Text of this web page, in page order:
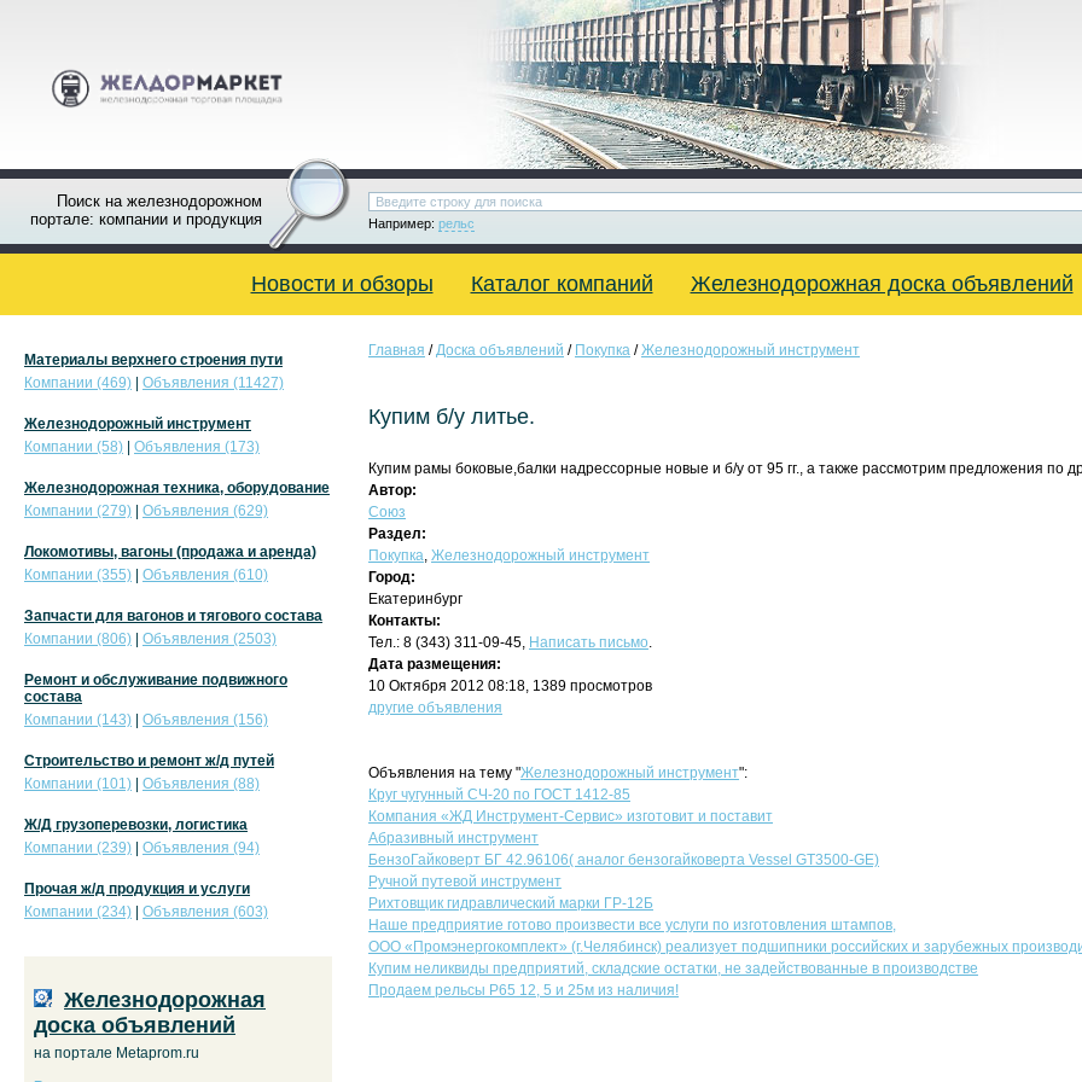
Поиск на железнодорожном
портале: компании и продукция
Например: рельс
Новости и обзоры Каталог компаний Железнодорожная доска объявлений
Главная /Доска объявлений / Покупка /Железнодорожный инструмент
Купим б/у литье.
Купим рамы боковые,балки надрессорные новые и б/у от 95 гг., а также рассмотрим предложения по
Автор:
Союз
Раздел:
Покупка, Железнодорожный инструмент
Город:
Екатеринбург
Контакты:
Тел.: 8 (343) 311-09-45, Написать письмо.
Дата размещения:
10 Октября 2012 08:18, 1389 просмотров
другие объявления
Объявления на тему "Железнодорожный инструмент":
Круг чугунный СЧ-20 по ГОСТ 1412-85
Компания «ЖД Инструмент-Сервис» изготовит и поставит
Абразивный инструмент
БензоГайковерт БГ 42.96106( аналог бензогайковерта Vessel GT3500-GE)
Ручной путевой инструмент
Рихтовщик гидравлический марки ГР-12Б
Наше предприятие готово произвести все услуги по изготовления штампов,
ООО «Промэнергокомплект» (г.Челябинск) реализует подшипники российских и зарубежных
Купим неликвиды предприятий, складские остатки, не задействованные в производстве
Продаем рельсы Р65 12, 5 и 25м из наличия!
Материалы верхнего строения пути
Компании (469)
Объявления (11427)
Железнодорожный инструмент
Компании (58)
Объявления (173)
Железнодорожная техника, оборудование
Компании (279)
Объявления (629)
Локомотивы, вагоны (продажа и аренда)
Компании (355)
Объявления (610)
Запчасти для вагонов и тягового состава
Компании (806)
Объявления (2503)
Ремонт и обслуживание подвижного
состава
Компании (143)
Объявления (156)
Строительство и ремонт ж/д путей
Компании (101)
Объявления (88)
Ж/Д грузоперевозки, логистика
Компании (239)
Объявления (94)
Прочая ж/д продукция и услуги
Компании (234)
Объявления (603)
Железнодорожная
доска объявлений
на портале Metaprom.ru